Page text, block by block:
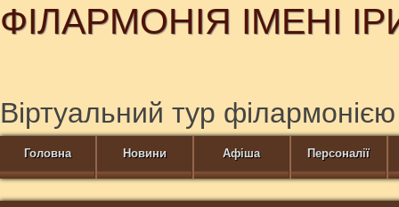
ФІЛАРМОНІЯ ІМЕНІ
Віртуальний тур філармонією
Головна Новини Афіша Персоналії